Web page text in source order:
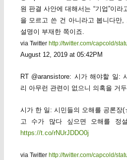
원 판결 사안에 대해서는 “기업”이
을 모르고 쓴 건 아니라고 봅니다만,
설명이 부재한 쪽이죠.
via Twitter http://twitter.com/capcold/
August 12, 2019 at 05:42PM
RT @aransistore: 시가 해야할 일:
리 아무런 관련이 없으니 의혹을 거
시가 한 일: 시민들의 오해를 공론
고 수가 많다 싶으면 오해를 정
https://t.co/rNUrJDDO0j
via Twitter http://twitter.com/capcold/